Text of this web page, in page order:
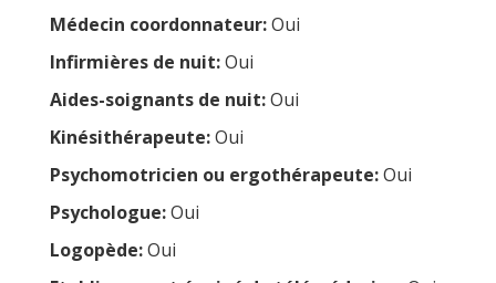
Médecin coordonnateur:Oui
Infirmières de nuit:Oui
Aides-soignants de nuit:Oui
Kinésithérapeute:Oui
Psychomotricien ou ergothérapeute:Oui
Psychologue:Oui
Logopède:Oui